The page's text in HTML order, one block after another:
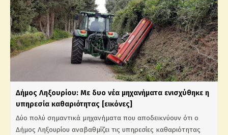
Δήμος Ληξουρίου: Με δυο νέα μηχανήματα ενισχύθηκε η
υπηρεσία καθαριότητας [εικόνες]
Δύο πολύ σημαντικά μηχανήματα που αποδεικνύουν ότι ο
Δήμος Ληξουρίου αναβαθμίζει τις υπηρεσίες καθαριότητας